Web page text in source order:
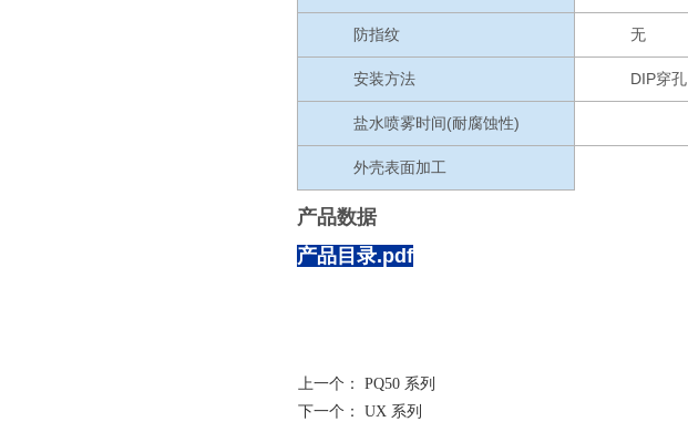
防指纹 无
安装方法 DIP穿孔
盐水喷雾时间(耐腐蚀性)
外壳表面加工
产品数据
产品目录.pdf
上一个： PQ50 系列
下一个： UX 系列